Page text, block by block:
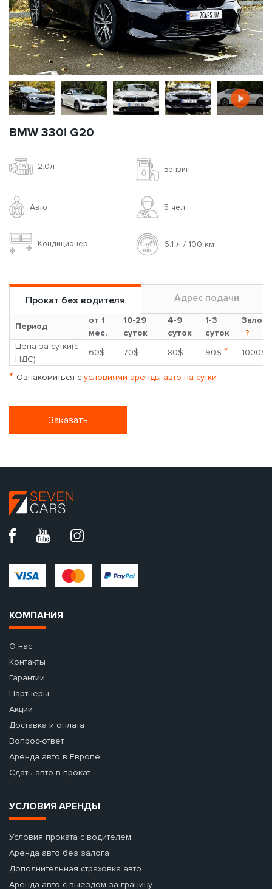
BMW 330i G20
2.0л Бензин
Авто 5 чел
Кондиционер 6.1 л / 100 км
Прокат без водителя Адрес подачи
Период
от 1
мес.
10-29
суток
4-9
суток
1-3
суток
Залог
?
Цена за сутки(с
НДС)
60$ 70$ 80$ 90$ * 1000$
* Ознакомиться с условиями аренды авто на сутки
Заказать
КОМПАНИЯ
О нас
Контакты
Гарантии
Партнеры
Акции
Доставка и оплата
Вопрос-ответ
Аренда авто в Европе
Сдать авто в прокат
УСЛОВИЯ АРЕНДЫ
Условия проката с водителем
Аренда авто без залога
Дополнительная страховка авто
Аренда авто с выездом за границу